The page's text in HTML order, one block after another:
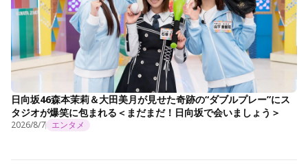
日向坂46森本茉莉＆大田美月が見せた奇跡の“ダブルプレー”にス
タジオが爆笑に包まれる＜まだまだ！日向坂で会いましょう＞
2026/8/7 エンタメ